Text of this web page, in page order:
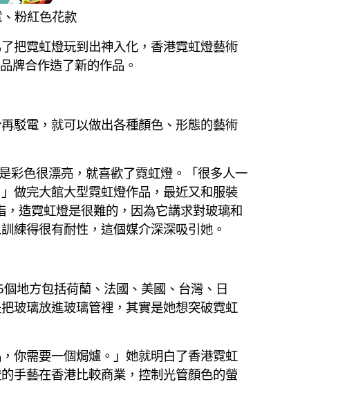
粉紅色花款
把霓虹燈玩到出神入化，香港霓虹燈藝術
牌合作造了新的作品。
駁電，就可以做出各種顏色、形態的藝術
彩色很漂亮，就喜歡了霓虹燈。「很多人一
做完大館大型霓虹燈作品，最近又和服裝
造霓虹燈是很難的，因為它講求對玻璃和
練得很有耐性，這個媒介深深吸引她。
地方包括荷蘭、法國、美國、台灣、日
玻璃放進玻璃管裡，其實是她想突破霓虹
你需要一個焗爐。」她就明白了香港霓虹
手藝在香港比較商業，控制光管顏色的螢